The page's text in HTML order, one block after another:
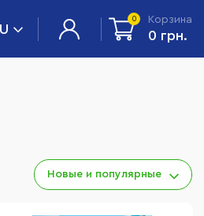
0 Корзина
0 грн.
Новые и популярные